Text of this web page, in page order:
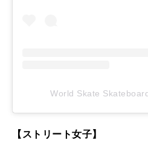
World Skate
【ストリート女子】